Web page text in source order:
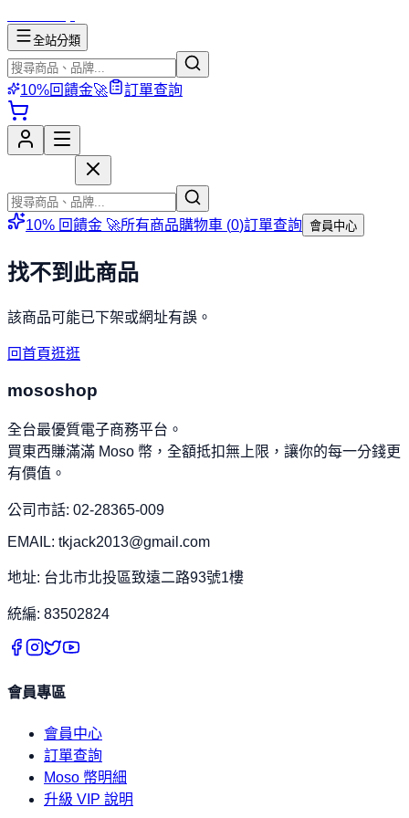
全站分類
10%回饋金🚀 訂單查詢
10% 回饋金 🚀所有商品購物車 (0)訂單查詢 會員中心
找不到此商品
該商品可能已下架或網址有誤。
回首頁逛逛
mososhop
全台最優質電子商務平台。
買東西賺滿滿 Moso 幣，全額抵扣無上限，讓你的每一分錢更
有價值。
公司市話: 02-28365-009
EMAIL: tkjack2013@gmail.com
地址: 台北市北投區致遠二路93號1樓
統編: 83502824
會員專區
會員中心
訂單查詢
Moso 幣明細
升級 VIP 說明